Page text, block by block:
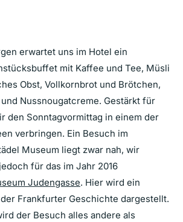
erwartet uns im Hotel ein
mit Kaffee und Tee, Müsli
Obst, Vollkornbrot und Brötchen,
Nussnougatcreme. Gestärkt für
den Sonntagvormittag in einem der
verbringen. Ein Besuch im
Museum liegt zwar nah, wir
für das im Jahr 2016
Judengasse. Hier wird ein
Frankfurter Geschichte dargestellt.
der Besuch alles andere als